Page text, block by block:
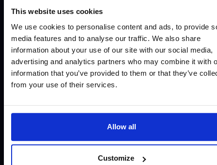
This website uses cookies
We use cookies to personalise content and ads, to provide
media features and to analyse our traffic. We also share
information about your use of our site with our social media,
advertising and analytics partners who may combine it with
information that you’ve provided to them or that they’ve
from your use of their services.
Allow all
Customize
AKCELERATORY E-COMMERCE OD STRIX
Przyspiesz swoją
transformację cyfrową
Tworzymy i wdrażamy nowoczesne ekosystemy
sprzedażowe, które naprawdę przyspieszają
rozwój biznesu. Łączymy wiedzę technologiczną
D2C, aby dostarczać skalowalne, elastyczne
rozwiązania dopasowane do Twojej organizacji.